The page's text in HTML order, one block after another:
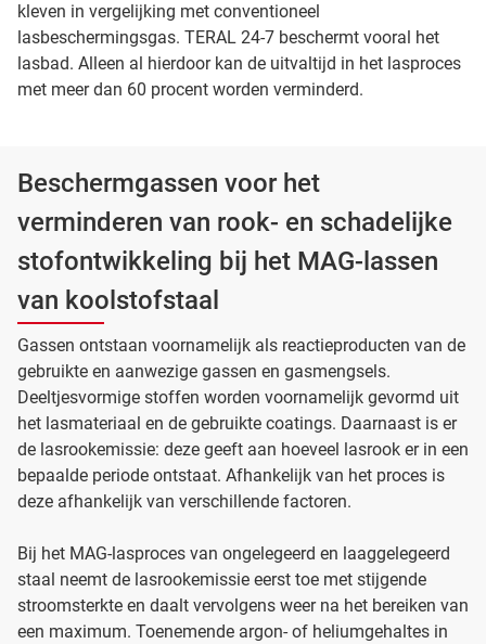
kleven in vergelijking met conventioneel
lasbeschermingsgas. TERAL 24-7 beschermt vooral het
lasbad. Alleen al hierdoor kan de uitvaltijd in het lasproces
met meer dan 60 procent worden verminderd.
Beschermgassen voor het
verminderen van rook- en schadelijke
stofontwikkeling bij het MAG-lassen
van koolstofstaal
Gassen ontstaan voornamelijk als reactieproducten van de
gebruikte en aanwezige gassen en gasmengsels.
Deeltjesvormige stoffen worden voornamelijk gevormd uit
het lasmateriaal en de gebruikte coatings. Daarnaast is er
de lasrookemissie: deze geeft aan hoeveel lasrook er in een
bepaalde periode ontstaat. Afhankelijk van het proces is
deze afhankelijk van verschillende factoren.
Bij het MAG-lasproces van ongelegeerd en laaggelegeerd
staal neemt de lasrookemissie eerst toe met stijgende
stroomsterkte en daalt vervolgens weer na het bereiken van
een maximum. Toenemende argon- of heliumgehaltes in